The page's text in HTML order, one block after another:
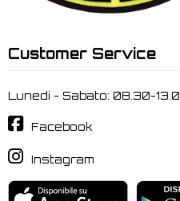
Customer Service
Lunedi - Sabato: 08.30-
Facebook
Instagram